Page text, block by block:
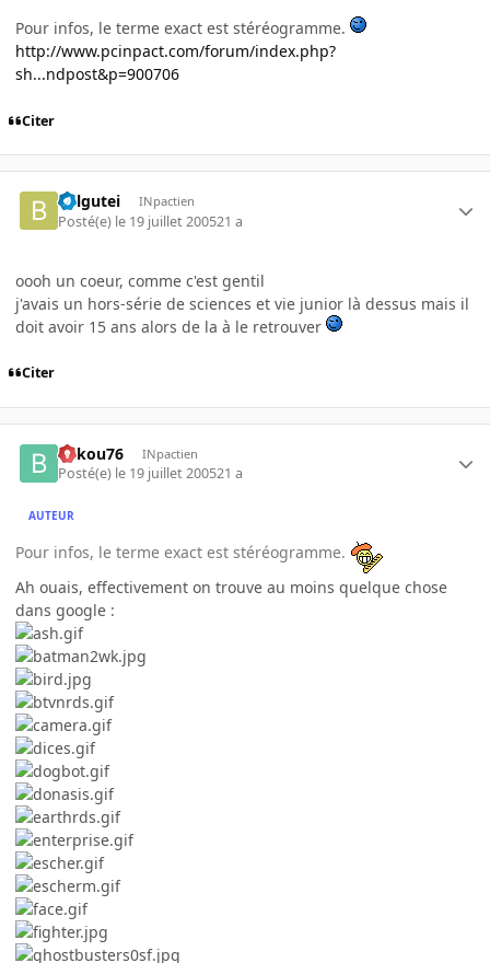
Pour infos, le terme exact est stéréogramme.
http://www.pcinpact.com/forum/index.php?
sh...ndpost&p=900706
Citer
belgutei INpactien
Posté(e) le 19 juillet 200521 a
oooh un coeur, comme c'est gentil
j'avais un hors-série de sciences et vie junior là dessus mais il
doit avoir 15 ans alors de la à le retrouver
Citer
bakou76 INpactien
Posté(e) le 19 juillet 200521 a
AUTEUR
Pour infos, le terme exact est stéréogramme.
Ah ouais, effectivement on trouve au moins quelque chose
dans google :